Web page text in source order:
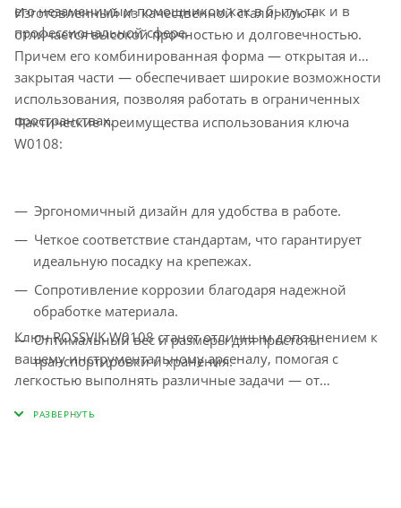
его незаменимым помощником как в быту, так и в
профессиональной сфере.
Изготовленный из качественной стали, ключ
отличается высокой прочностью и долговечностью.
Причем его комбинированная форма — открытая и
закрытая части — обеспечивает широкие возможности
использования, позволяя работать в ограниченных
пространствах.
Фактические преимущества использования ключа
W0108:
Эргономичный дизайн для удобства в работе.
Четкое соответствие стандартам, что гарантирует
идеальную посадку на крепежах.
Сопротивление коррозии благодаря надежной
обработке материала.
Оптимальный вес и размеры для простоты
транспортировки и хранения.
Ключ ROSSVIK W0108 станет отличным дополнением к
вашему инструментальному арсеналу, помогая с
легкостью выполнять различные задачи — от
обслуживания. Убедитесь в его эффективности и